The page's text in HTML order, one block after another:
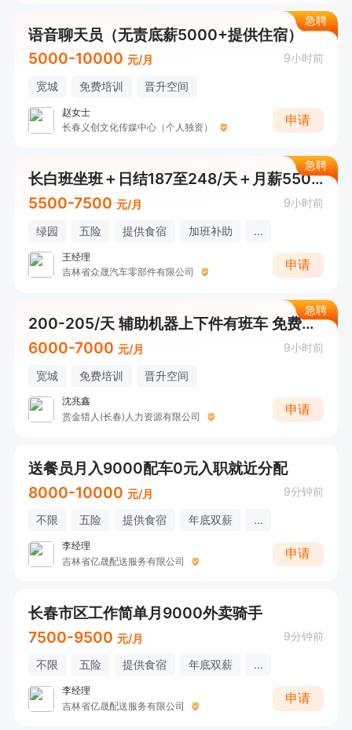
急聘
语音聊天员（无责底薪5000+提供住宿）
5000-10000 元/月 9小时前
宽城 免费培训 晋升空间
赵女士
长春义创文化传媒中心（个人独资）
申请
急聘
长白班坐班＋日结187至248/天＋月薪5500加电子厂
5500-7500 元/月 9小时前
绿园 五险 提供食宿 加班补助 ...
王经理
吉林省众晟汽车零部件有限公司
申请
急聘
200-205/天 辅助机器上下件有班车 免费食宿+
6000-7000 元/月 9小时前
宽城 免费培训 晋升空间
沈兆鑫
赏金猎人(长春)人力资源有限公司
申请
送餐员月入9000配车0元入职就近分配
8000-10000 元/月 9分钟前
不限 五险 提供食宿 年底双薪 ...
李经理
吉林省亿晟配送服务有限公司
申请
长春市区工作简单月9000外卖骑手
7500-9500 元/月 9分钟前
不限 五险 提供食宿 年底双薪 ...
李经理
吉林省亿晟配送服务有限公司
申请